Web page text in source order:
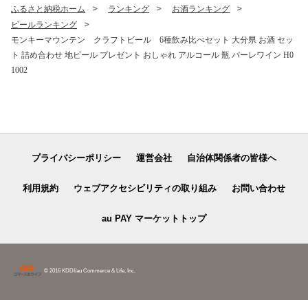
ふるさと納税ホーム ランキング
お酒ランキング
ビールランキング
モンキーマウンテン クラフトビール 6種飲み比べセット 大分県 お酒 セッ
ト 詰め合わせ 地ビール プレゼント おしゃれ アルコール 瓶 バーレワイン H0
1002
プライバシーポリシー 運営会社 自治体関係者の皆様へ
利用規約 ウェブアクセシビリティの取り組み お問い合わせ
au PAY マーケットトップ
© 2016 KDDI/au Commerce & Life, Inc.